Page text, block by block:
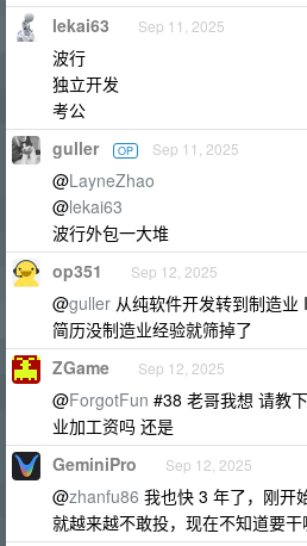
lekai63 Sep 11, 2025
波行
独立开发
考公
guller OP Sep 11, 2025
@LayneZhao
@lekai63
波行外包一大堆
op351 Sep 12, 2025
@guller 从纯软件开发转到制造
简历没制造业经验就筛掉了
ZGame Sep 12, 2025
@ForgotFun #38 老哥我想 请教
业加工资吗 还是
GeminiPro Sep 12, 2025
@zhanfu86 我也快 3 年了，刚开
就越来越不敢投，现在不知道要干